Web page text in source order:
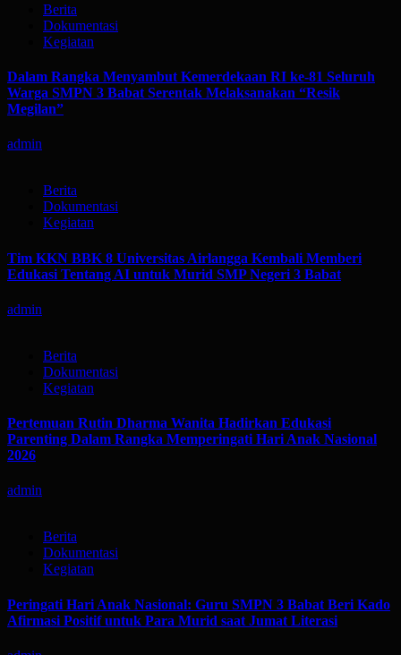
Berita
Dokumentasi
Kegiatan
Dalam Rangka Menyambut Kemerdekaan RI ke-81 Seluruh
Warga SMPN 3 Babat Serentak Melaksanakan “Resik
Megilan”
admin
Berita
Dokumentasi
Kegiatan
Tim KKN BBK 8 Universitas Airlangga Kembali Memberi
Edukasi Tentang AI untuk Murid SMP Negeri 3 Babat
admin
Berita
Dokumentasi
Kegiatan
Pertemuan Rutin Dharma Wanita Hadirkan Edukasi
Parenting Dalam Rangka Memperingati Hari Anak Nasional
2026
admin
Berita
Dokumentasi
Kegiatan
Peringati Hari Anak Nasional: Guru SMPN 3 Babat Beri Kado
Afirmasi Positif untuk Para Murid saat Jumat Literasi